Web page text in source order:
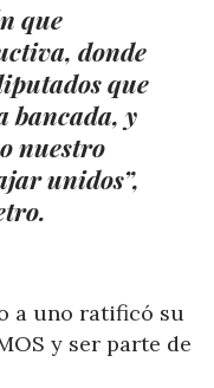
que
donde
que
bancada, y
nuestro
unidos”,
a uno ratificó su
y ser parte de